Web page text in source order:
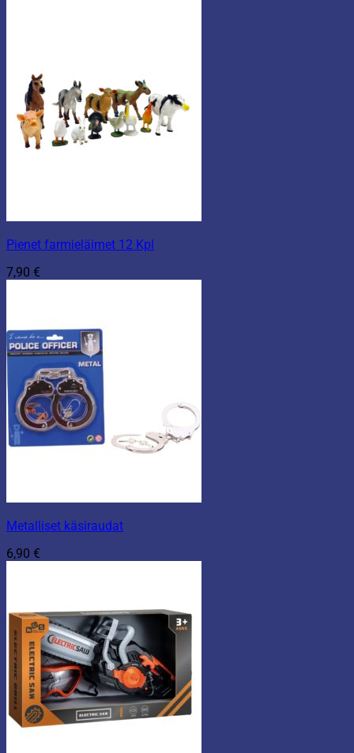
Pienet farmieläimet 12 Kpl
7,90 €
Metalliset käsiraudat
6,90 €